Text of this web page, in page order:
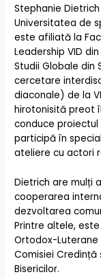
Stephanie
Universitatea de
este afiliată la
Leadership VID
Studii Globale din
cercetare
diaconale) de la
hirotonisită preot
conduce proiectul
participă în
ateliere cu actori
Dietrich are mulți
cooperarea
dezvoltarea
Printre altele,
Ortodox-Luterane
Comisiei Credință
Bisericilor.